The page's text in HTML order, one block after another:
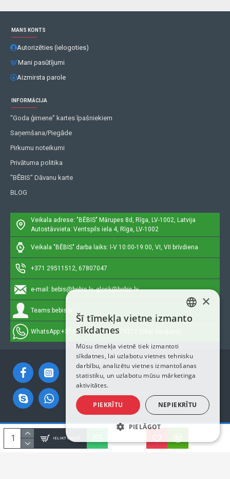
IELIKT GROZĀ
MANS KONTS
Autorizēties (ielogoties)
Mani pasūtījumi
Aizmirsta parole
INFORMĀCIJA
"Goda ģimene" kartes īpašniekiem
Saņemšana/Piegāde
Pirkumu noteikumi
Privātuma politika
"BĒBIS" Dāvanu karte
BLOG
Veikala adrese: "BĒBIS" Mārupes 8d, Rīga, LV-1002, Latvija
Autostāvvieta: Ventspils iela 4, Rīga, LV-1002
Veikala "BĒBIS" darba laiks: I-V 10:00-19:00, VI, VII brīvdiena
+371 29511512, 67807047
e-mail: bebis@bebis.lv, glosk@bebis.lv
Teams: bebis.lv
WhatsApp:+371 29511512, 20579272 (tikai ziņojumi)
Autortiesības © 2023, Bebis.lv, Visas tiesības aizsargātas
LATVIAN
ENGLISH
×
Šī tīmekļa vietne izmanto
sīkdatnes
Mūsu tīmekļa vietnē tiek izmantoti
sīkdatnes, lai uzlabotu vietnes tehnisku
darbību, analizētu vietnes izmantošanas
statistiku, un uzlabotu mūsu mārketinga
aktivitātes.
PIEKRĪTU NEPIEKRĪTU
PIELĀGOT